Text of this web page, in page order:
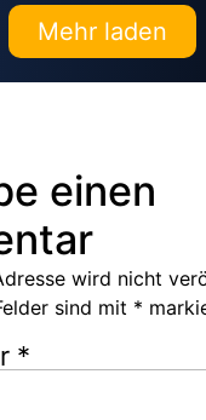
Mehr laden
einen
wird nicht
sind mit *
*